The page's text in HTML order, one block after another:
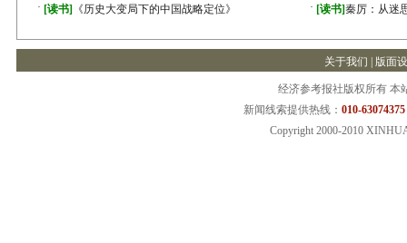
· [读书] 《历史大变局下的中国战略定位》 · [读书]秦厉：从迷
关于我们 版面
经济参考报社版权所有 本
新闻线索提供热线： 010-
Copyright 2000-2010